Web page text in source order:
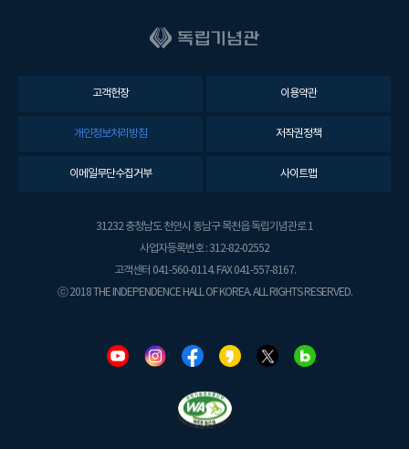
고객헌장 이용약관
개인정보처리방침 저작권정책
이메일무단수집거부 사이트맵
31232 충청남도 천안시 동남구 목천읍 독립기념관로 1
사업자등록번호 : 312-82-02552
고객센터 041-560-0114. FAX 041-557-8167.
ⓒ 2018 THE INDEPENDENCE HALL OF KOREA. ALL RIGHTS RESERVED.